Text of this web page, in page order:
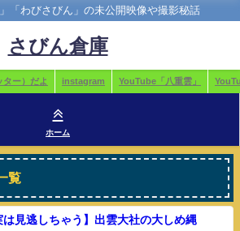
「わびさびん」の未公開映像や撮影秘話
さびん倉庫
ター）だよ instagram YouTube「八重雲」
ホーム
覧
は見逃しちゃう】出雲大社の大しめ縄